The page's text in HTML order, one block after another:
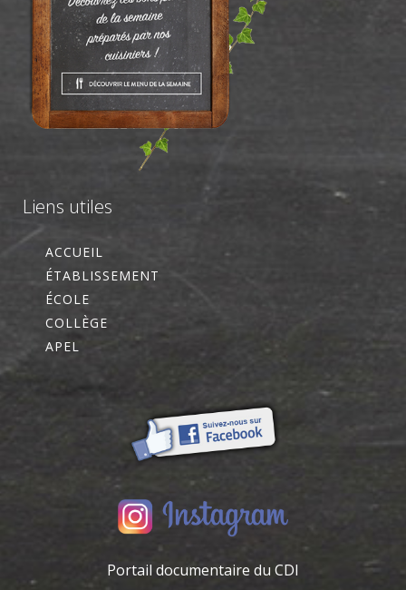
Liens utiles
ACCUEIL
ÉTABLISSEMENT
ÉCOLE
COLLÈGE
APEL
Portail documentaire du CDI